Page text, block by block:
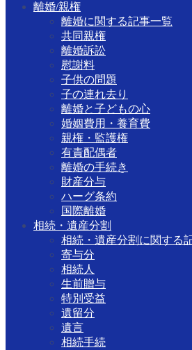
離婚/親権
離婚に関する記事一覧
共同親権
離婚訴訟
慰謝料
子供の問題
子の連れ去り
離婚と子どもの心
婚姻費用・養育費
親権・監護権
有責配偶者
離婚の手続き
財産分与
ハーグ条約
国際離婚
相続・遺産分割
相続・遺産分割に関する
寄与分
相続人
生前贈与
特別受益
遺留分
遺言
相続手続